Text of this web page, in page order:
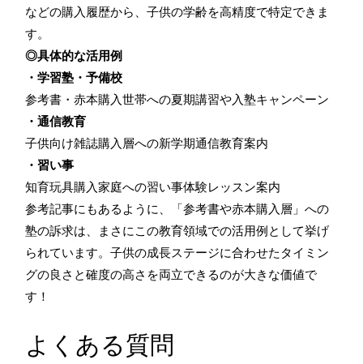
などの購入履歴から、子供の学齢を高精度で特定できま
す。
◎具体的な活用例
・学習塾・予備校
参考書・赤本購入世帯への夏期講習や入塾キャンペーン
・通信教育
子供向け雑誌購入層への新学期通信教育案内
・習い事
知育玩具購入家庭への習い事体験レッスン案内
参考記事にもあるように、「参考書や赤本購入層」への
塾の訴求は、まさにこの教育領域での活用例として挙げ
られています。子供の成長ステージに合わせたタイミン
グの良さと確度の高さを両立できるのが大きな価値で
す！
よくある質問